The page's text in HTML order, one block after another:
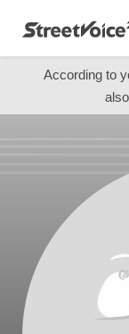
According to